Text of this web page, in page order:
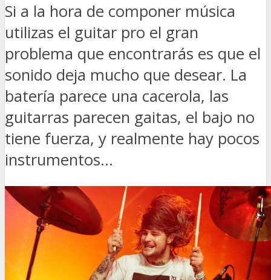
Si a la hora de componer música
utilizas el guitar pro el gran
problema que encontrarás es que el
sonido deja mucho que desear. La
batería parece una cacerola, las
guitarras parecen gaitas, el bajo no
tiene fuerza, y realmente hay pocos
instrumentos...